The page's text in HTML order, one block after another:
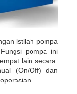
istilah pompa
pompa ini
lain secara
(On/Off) dan